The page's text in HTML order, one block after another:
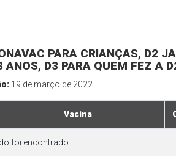
PARA CRIANÇAS, D2
ANOS, D3 PARA QUEM FEZ A
19 de março de 2022
Vacina
foi encontrado.